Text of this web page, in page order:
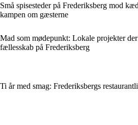
Små spisesteder på Frederiksberg mod
kampen om gæsterne
Mad som mødepunkt: Lokale projekter
fællesskab på Frederiksberg
Ti år med smag: Frederiksbergs